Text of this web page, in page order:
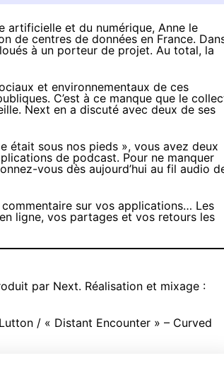
artificielle et du numérique, Anne le
de centres de données en France.
à un porteur de projet. Au total, la
et environnementaux de ces
C’est à ce manque que le
Next en a discuté avec deux de ses
était sous nos pieds », vous avez deux
de podcast. Pour ne manquer
vous dès aujourd’hui au fil audio
sur vos applications… Les
ligne, vos partages et vos retours les
par Next. Réalisation et mixage :
/ « Distant Encounter » – Curved